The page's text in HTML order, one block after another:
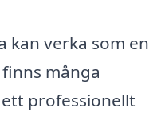
kan verka som en
många
professionellt